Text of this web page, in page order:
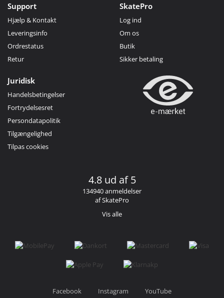
Support
Hjælp & Kontakt
Leveringsinfo
Ordrestatus
Retur
SkatePro
Log ind
Om os
Butik
Sikker betaling
Juridisk
Handelsbetingelser
Fortrydelsesret
Persondatapolitik
Tilgængelighed
Tilpas cookies
4.8 ud af 5
134940 anmeldelser
af SkatePro
Vis alle
Facebook Instagram YouTube